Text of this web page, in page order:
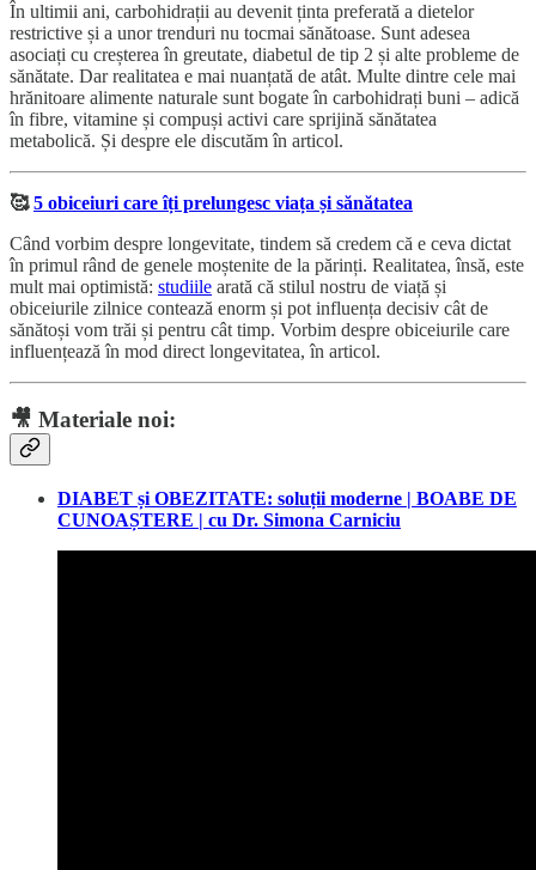
În ultimii ani, carbohidrații au devenit ținta preferată a dietelor
restrictive și a unor trenduri nu tocmai sănătoase. Sunt adesea
asociați cu creșterea în greutate, diabetul de tip 2 și alte probleme de
sănătate. Dar realitatea e mai nuanțată de atât. Multe dintre cele mai
hrănitoare alimente naturale sunt bogate în carbohidrați buni – adică
în fibre, vitamine și compuși activi care sprijină sănătatea
metabolică. Și despre ele discutăm în articol.
🥰5 obiceiuri care îți prelungesc viața și sănătatea
Când vorbim despre longevitate, tindem să credem că e ceva dictat
în primul rând de genele moștenite de la părinți. Realitatea, însă, este
mult mai optimistă: studiile arată că stilul nostru de viață și
obiceiurile zilnice contează enorm și pot influența decisiv cât de
sănătoși vom trăi și pentru cât timp. Vorbim despre obiceiurile care
influențează în mod direct longevitatea, în articol.
🎥 Materiale noi:
DIABET și OBEZITATE: soluții moderne | BOABE DE
CUNOAȘTERE | cu Dr. Simona Carniciu